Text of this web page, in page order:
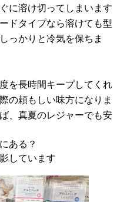
に溶け切ってしまいます
ドタイプなら溶けても型
っかりと冷気を保ちま
を長時間キープしてくれ
の頼もしい味方になりま
、真夏のレジャーでも安
ある？
しています